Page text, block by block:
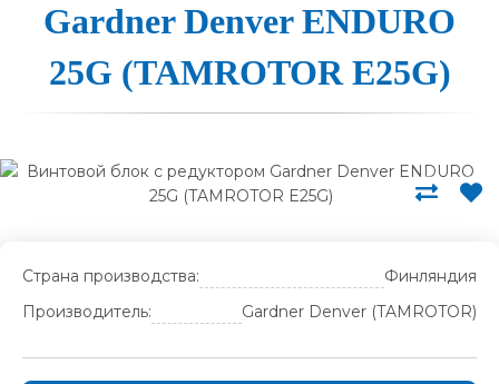
Gardner Denver ENDURO
25G (TAMROTOR E25G)
Страна производства:
Финляндия
Производитель:
Gardner Denver (TAMROTOR)